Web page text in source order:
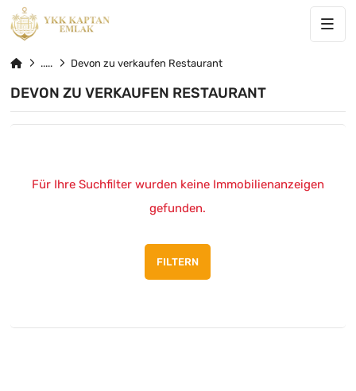
Devon zu verkaufen Restaurant
DEVON ZU VERKAUFEN RESTAURANT
Für Ihre Suchfilter wurden keine Immobilienanzeigen
gefunden.
FILTERN